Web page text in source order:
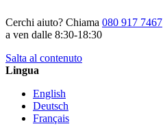
Cerchi aiuto? Chiama 080 917 7467
a ven dalle 8:30-18:30
Salta al contenuto
Lingua
English
Deutsch
Français